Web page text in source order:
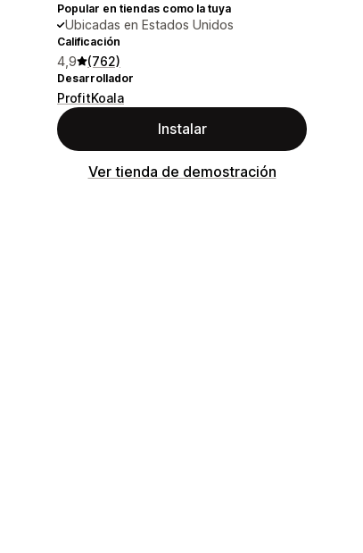
Popular en tiendas como la tuya
Ubicadas en Estados Unidos
Calificación
4,9 (762)
Desarrollador
ProfitKoala
Instalar
Ver tienda de demostración